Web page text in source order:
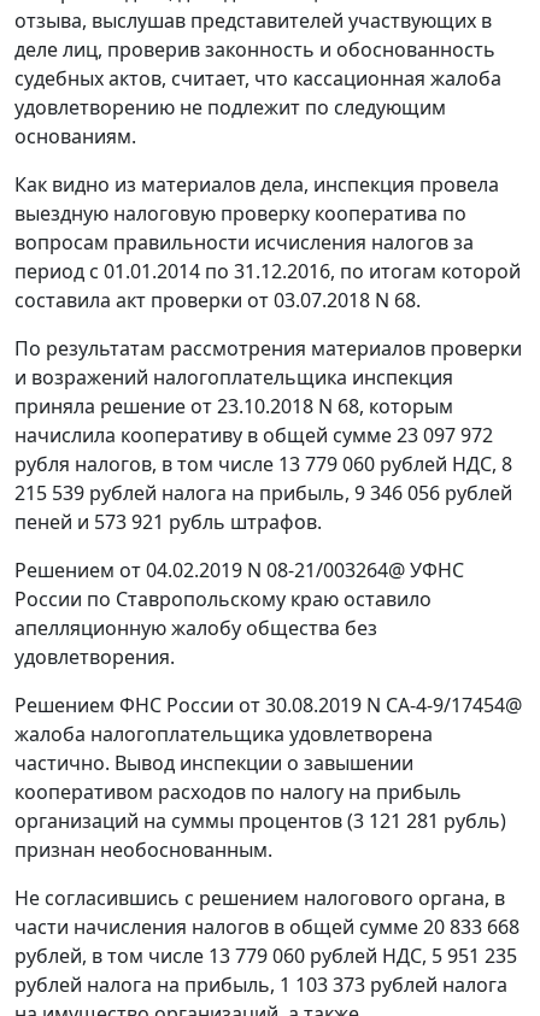
отзыва, выслушав представителей участвующих в
деле лиц, проверив законность и обоснованность
судебных актов, считает, что кассационная жалоба
удовлетворению не подлежит по следующим
основаниям.
Как видно из материалов дела, инспекция провела
выездную налоговую проверку кооператива по
вопросам правильности исчисления налогов за
период с 01.01.2014 по 31.12.2016, по итогам которой
составила акт проверки от 03.07.2018 N 68.
По результатам рассмотрения материалов проверки
и возражений налогоплательщика инспекция
приняла решение от 23.10.2018 N 68, которым
начислила кооперативу в общей сумме 23 097 972
рубля налогов, в том числе 13 779 060 рублей НДС, 8
215 539 рублей налога на прибыль, 9 346 056 рублей
пеней и 573 921 рубль штрафов.
Решением от 04.02.2019 N 08-21/003264@ УФНС
России по Ставропольскому краю оставило
апелляционную жалобу общества без
удовлетворения.
Решением ФНС России от 30.08.2019 N СА-4-9/17454@
жалоба налогоплательщика удовлетворена
частично. Вывод инспекции о завышении
кооперативом расходов по налогу на прибыль
организаций на суммы процентов (3 121 281 рубль)
признан необоснованным.
Не согласившись с решением налогового органа, в
части начисления налогов в общей сумме 20 833 668
рублей, в том числе 13 779 060 рублей НДС, 5 951 235
рублей налога на прибыль, 1 103 373 рублей налога